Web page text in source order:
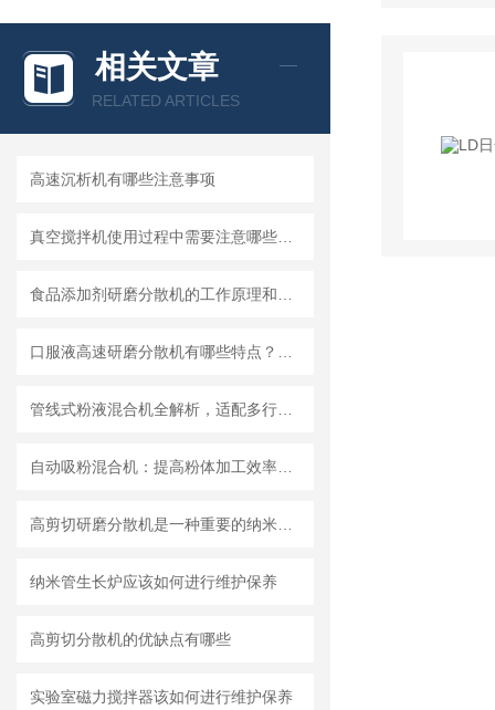
相关文章
RELATED ARTICLES
高速沉析机有哪些注意事项
纳米管生长炉应该如何进行维护保养
高剪切分散机的优缺点有哪些
实验室磁力搅拌器该如何进行维护保养